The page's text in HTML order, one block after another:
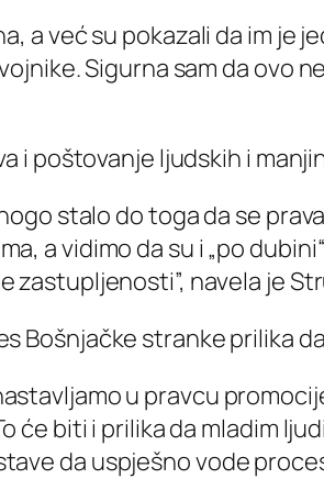
a već su pokazali da im je
Sigurna sam da ovo
i poštovanje ljudskih i
stalo do toga da se
a vidimo da su i „po
zastupljenosti”, navela je
Bošnjačke stranke prilika
u pravcu
će biti i prilika da mladim
da uspješno vode